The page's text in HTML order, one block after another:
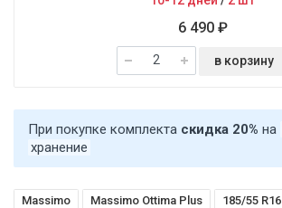
6 490 ₽
в корзину
При покупке комплекта скидка 20% на
хранение
Massimo Massimo Ottima Plus
185/55 R16